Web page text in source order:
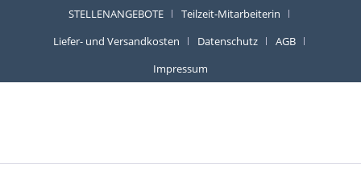
STELLENANGEBOTE
Teilzeit-Mitarbeiterin
Liefer- und Versandkosten
Datenschutz
AGB
Impressum